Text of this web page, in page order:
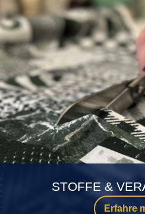
Erfahre
STOFFE &